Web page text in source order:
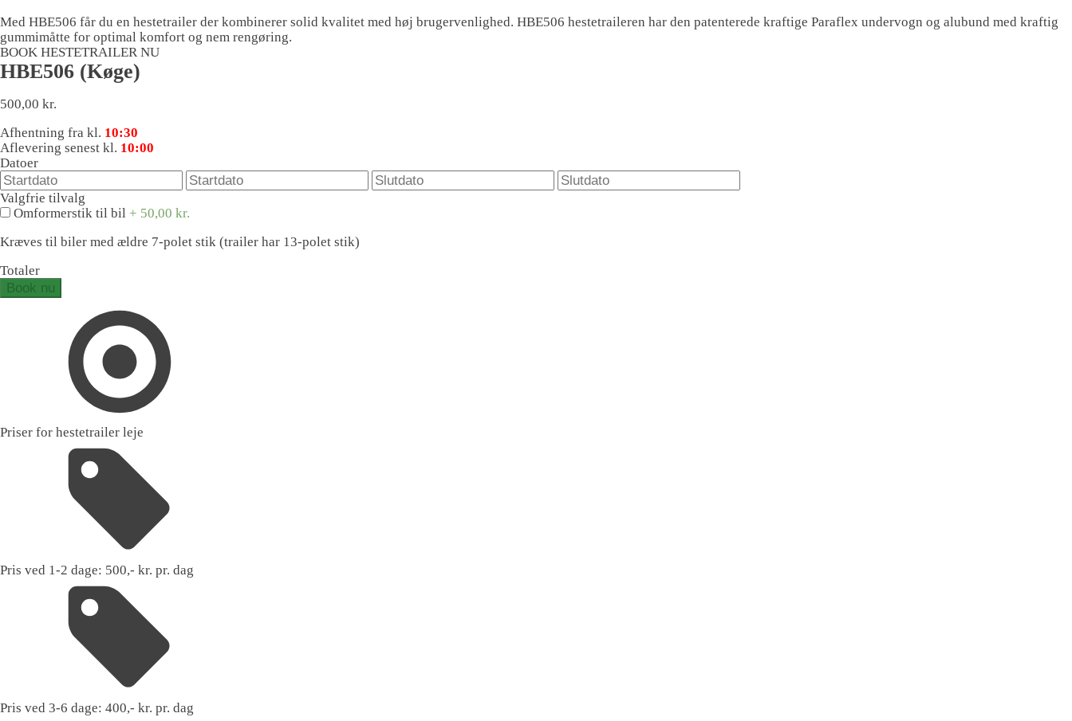
Med HBE506 får du en hestetrailer der kombinerer solid kvalitet med høj brugervenlighed. HBE506 hestetraileren har den patenterede kraftige Paraflex undervogn og alubund med kraftig
gummimåtte for optimal komfort og nem rengøring.
BOOK HESTETRAILER NU
HBE506 (Køge)
500,00 kr.
Afhentning fra kl. 10:30
Aflevering senest kl. 10:00
Datoer
Valgfrie tilvalg
Omformerstik til bil + 50,00 kr.
Kræves til biler med ældre 7-polet stik (trailer har 13-polet stik)
Totaler
Book nu
Priser for hestetrailer leje
Pris ved 1-2 dage: 500,- kr. pr. dag
Pris ved 3-6 dage: 400,- kr. pr. dag